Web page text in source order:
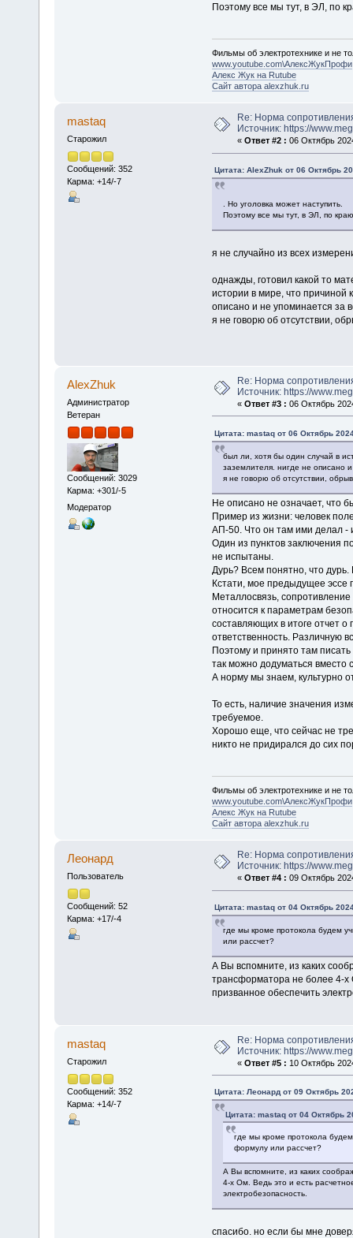
Поэтому все мы тут, в ЭЛ, по
Фильмы об электротехнике и не
www.youtube.com\АлексЖукПрофи
Алекс Жук на Rutube
Сайт автора alexzhuk.ru
mastaq
Старожил
Сообщений: 352
Карма: +14/-7
Re: Норма
Источник: https://
« Ответ #2 : 06 Октябрь
Цитата: AlexZhuk от 06 Октябрь
. Но уголовка может наступить.
Поэтому все мы тут, в ЭЛ, по
я не случайно из всех
однажды, готовил какой то
истории в мире, что
описано и не упоминается за
я не говорю об отсутствии,
AlexZhuk
Администратор
Ветеран
Сообщений: 3029
Карма: +301/-5
Модератор
Re: Норма
Источник: https://
« Ответ #3 : 06 Октябрь
Цитата: mastaq от 06 Октябрь
был ли, хотя бы один случай в
заземлителя. нигде не описано
я не говорю об отсутствии,
Не описано не означает, что
Пример из жизни: человек
АП-50. Что он там ими делал -
Один из пунктов заключения
не испытаны.
Дурь? Всем понятно, что дурь.
Кстати, мое предыдущее эссе
Металлосвязь,
относится к параметрам
составляющих в итоге отчет
ответственность. Различную
Поэтому и принято там
так можно додуматься вместо
А норму мы знаем, культурно
То есть, наличие значения
требуемое.
Хорошо еще, что сейчас не
никто не придирался до сих
Фильмы об электротехнике и не
www.youtube.com\АлексЖукПрофи
Алекс Жук на Rutube
Сайт автора alexzhuk.ru
Леонард
Пользователь
Сообщений: 52
Карма: +17/-4
Re: Норма
Источник: https://
« Ответ #4 : 09 Октябрь
Цитата: mastaq от 04 Октябрь
где мы кроме протокола будем
или рассчет?
А Вы вспомните, из каких
трансформатора не более 4-х
призванное обеспечить
mastaq
Старожил
Сообщений: 352
Карма: +14/-7
Re: Норма
Источник: https://
« Ответ #5 : 10 Октябрь
Цитата: Леонард от 09 Октябрь
Цитата: mastaq от 04 Октябрь
где мы кроме протокола
формулу или рассчет?
А Вы вспомните, из каких
4-х Ом. Ведь это и есть
электробезопасность.
спасибо. но если бы мне